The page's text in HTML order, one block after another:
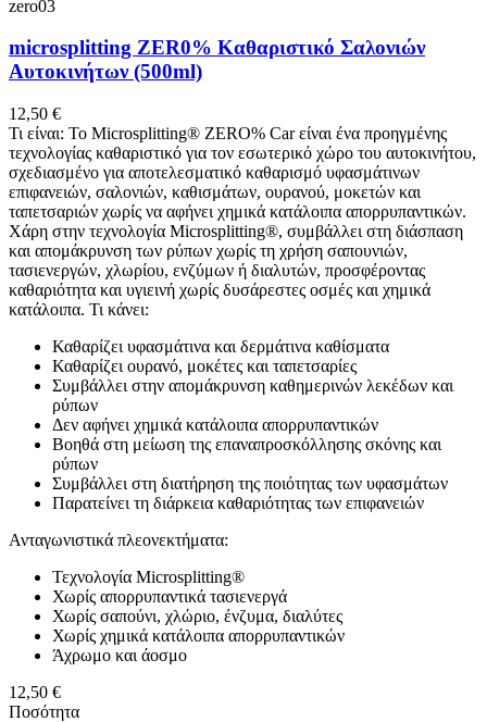
zero03
microsplitting ΖΕR0% Καθαριστικό Σαλονιών
Αυτοκινήτων (500ml)
12,50 €
Τι είναι: Το Microsplitting® ZERO% Car είναι ένα προηγμένης
τεχνολογίας καθαριστικό για τον εσωτερικό χώρο του αυτοκινήτου,
σχεδιασμένο για αποτελεσματικό καθαρισμό υφασμάτινων
επιφανειών, σαλονιών, καθισμάτων, ουρανού, μοκετών και
ταπετσαριών χωρίς να αφήνει χημικά κατάλοιπα απορρυπαντικών.
Χάρη στην τεχνολογία Microsplitting®, συμβάλλει στη διάσπαση
και απομάκρυνση των ρύπων χωρίς τη χρήση σαπουνιών,
τασιενεργών, χλωρίου, ενζύμων ή διαλυτών, προσφέροντας
καθαριότητα και υγιεινή χωρίς δυσάρεστες οσμές και χημικά
κατάλοιπα. Τι κάνει:
Καθαρίζει υφασμάτινα και δερμάτινα καθίσματα
Καθαρίζει ουρανό, μοκέτες και ταπετσαρίες
Συμβάλλει στην απομάκρυνση καθημερινών λεκέδων και
ρύπων
Δεν αφήνει χημικά κατάλοιπα απορρυπαντικών
Βοηθά στη μείωση της επαναπροσκόλλησης σκόνης και
ρύπων
Συμβάλλει στη διατήρηση της ποιότητας των υφασμάτων
Παρατείνει τη διάρκεια καθαριότητας των επιφανειών
Ανταγωνιστικά πλεονεκτήματα:
Τεχνολογία Microsplitting®
Χωρίς απορρυπαντικά τασιενεργά
Χωρίς σαπούνι, χλώριο, ένζυμα, διαλύτες
Χωρίς χημικά κατάλοιπα απορρυπαντικών
Άχρωμο και άοσμο
12,50 €
Ποσότητα